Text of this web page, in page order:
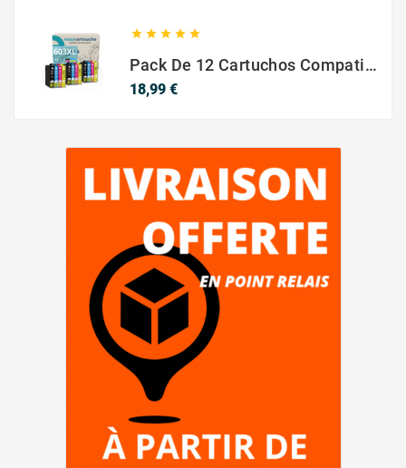
    
Pack De 12 Cartuchos Compatibles EPSON 603XL
18,99 €Precio